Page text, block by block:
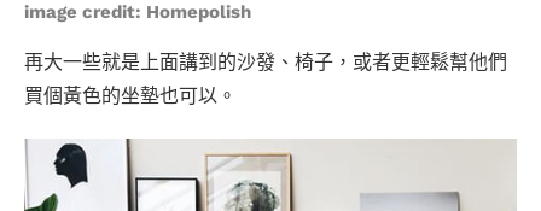
image credit: Homepolish
再大一些就是上面講到的沙發、椅子，或者更輕鬆幫他們
買個黃色的坐墊也可以。